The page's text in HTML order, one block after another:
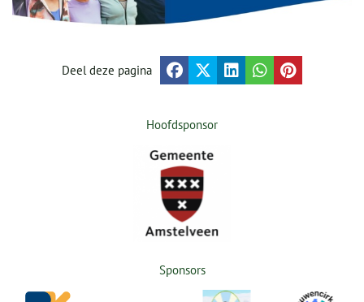
Deel deze pagina
Hoofdsponsor
Sponsors